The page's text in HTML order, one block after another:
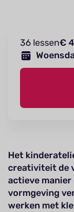
36 lessen€
Het
creativiteit de
actieve manier
vormgeving
werken met